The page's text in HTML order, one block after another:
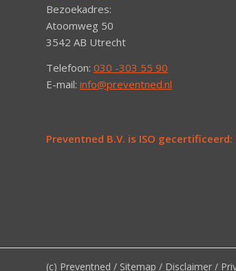
Bezoekadres:
Atoomweg 50
3542 AB Utrecht
Telefoon: 030 -303 55 90
E-mail: info@preventned.nl
Preventned B.V. is ISO gecertificeerd:
(c) Preventned / Sitemap / Disclaimer /